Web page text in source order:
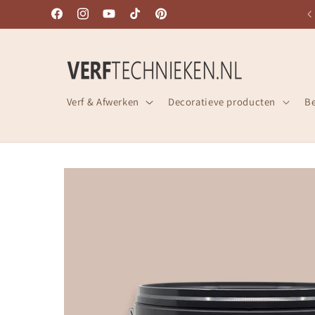
Meteen
naar de
content
FacebookInstagramYouTubeTikTokPinterest
Verf & Afwerken Decoratieve producten